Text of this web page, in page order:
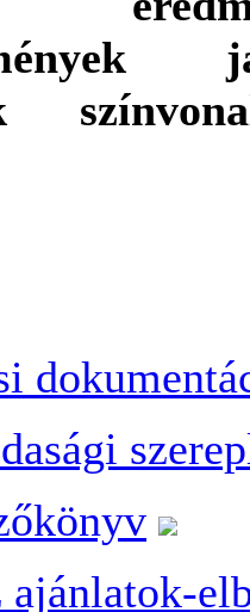
ajánlatok-